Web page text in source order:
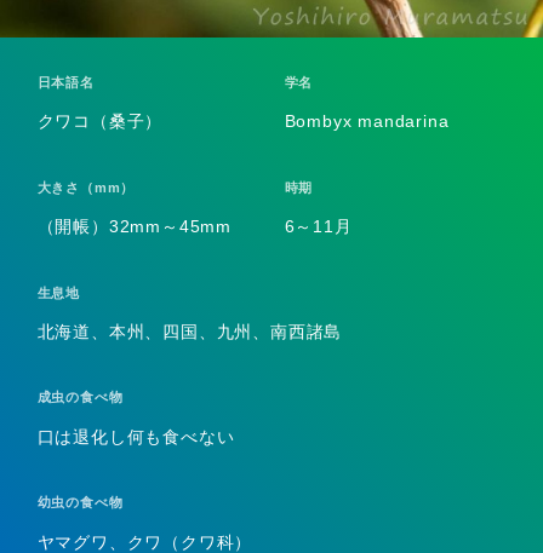
日本語名
クワコ（桑子）
学名
Bombyx mandarina
大きさ（mm）
（開帳）32mm～45mm
時期
6～11月
生息地
北海道、本州、四国、九州、南西諸島
成虫の食べ物
口は退化し何も食べない
幼虫の食べ物
ヤマグワ、クワ（クワ科）